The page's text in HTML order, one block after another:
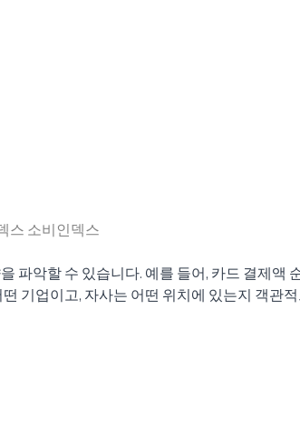
스 소비인덱스
파악할 수 있습니다. 예를 들어, 카드 결제액
기업이고, 자사는 어떤 위치에 있는지 객관적